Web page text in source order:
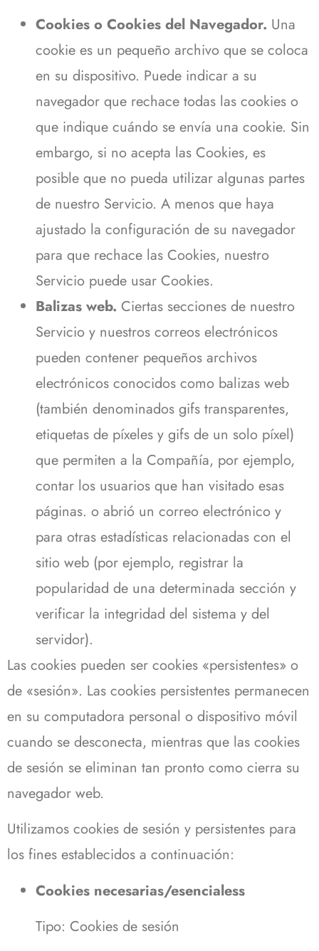
Cookies o Cookies del Navegador. Una
cookie es un pequeño archivo que se coloca
en su dispositivo. Puede indicar a su
navegador que rechace todas las cookies o
que indique cuándo se envía una cookie. Sin
embargo, si no acepta las Cookies, es
posible que no pueda utilizar algunas partes
de nuestro Servicio. A menos que haya
ajustado la configuración de su navegador
para que rechace las Cookies, nuestro
Servicio puede usar Cookies.
Balizas web. Ciertas secciones de nuestro
Servicio y nuestros correos electrónicos
pueden contener pequeños archivos
electrónicos conocidos como balizas web
(también denominados gifs transparentes,
etiquetas de píxeles y gifs de un solo píxel)
que permiten a la Compañía, por ejemplo,
contar los usuarios que han visitado esas
páginas. o abrió un correo electrónico y
para otras estadísticas relacionadas con el
sitio web (por ejemplo, registrar la
popularidad de una determinada sección y
verificar la integridad del sistema y del
servidor).
Las cookies pueden ser cookies «persistentes» o
de «sesión». Las cookies persistentes permanecen
en su computadora personal o dispositivo móvil
cuando se desconecta, mientras que las cookies
de sesión se eliminan tan pronto como cierra su
navegador web.
Utilizamos cookies de sesión y persistentes para
los fines establecidos a continuación:
Cookies necesarias/esencialess
Tipo: Cookies de sesión